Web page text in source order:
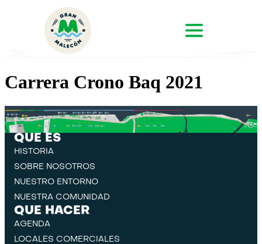
Carrera Crono Baq 2021
QUE ES
HISTORIA
SOBRE NOSOTROS
NUESTRO ENTORNO
NUESTRA COMUNIDAD
QUE HACER
AGENDA
LOCALES COMERCIALES